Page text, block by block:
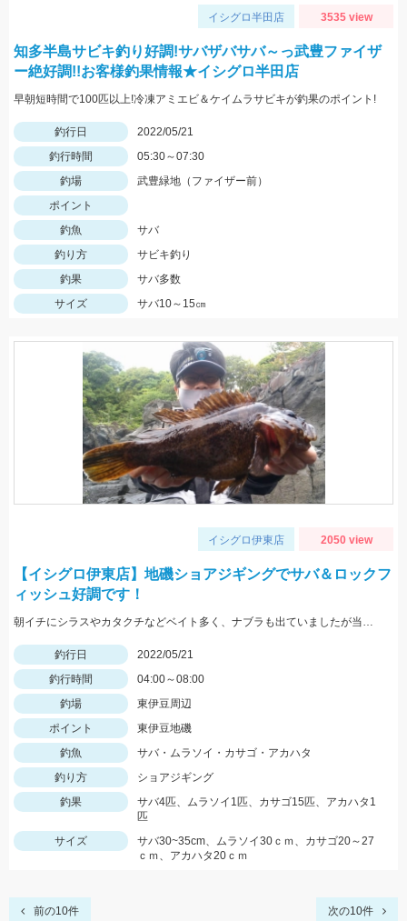
イシグロ半田店 3535 view
知多半島サビキ釣り好調!サバザバサバ～っ武豊ファイザ
ー絶好調!!お客様釣果情報★イシグロ半田店
早朝短時間で100匹以上!冷凍アミエビ＆ケイムラサビキが釣果のポイント!
釣行日
2022/05/21
釣行時間
05:30～07:30
釣場
武豊緑地（ファイザー前）
ポイント
釣魚
サバ
釣り方
サビキ釣り
釣果
サバ多数
サイズ
サバ10～15㎝
イシグロ伊東店 2050 view
【イシグロ伊東店】地磯ショアジギングでサバ＆ロックフ
ィッシュ好調です！
朝イチにシラスやカタクチなどベイト多く、ナブラも出ていましたが当たってきたのはサバでした。
釣行日
2022/05/21
釣行時間
04:00～08:00
釣場
東伊豆周辺
ポイント
東伊豆地磯
釣魚
サバ・ムラソイ・カサゴ・アカハタ
釣り方
ショアジギング
釣果
サバ4匹、ムラソイ1匹、カサゴ15匹、アカハタ1
匹
サイズ
サバ30~35cm、ムラソイ30ｃｍ、カサゴ20～27
ｃｍ、アカハタ20ｃｍ
前の10件 次の10件